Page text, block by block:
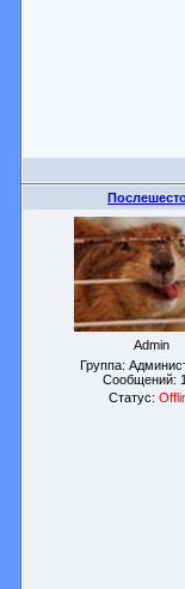
Admin
Группа:
Сообщений:
Статус: